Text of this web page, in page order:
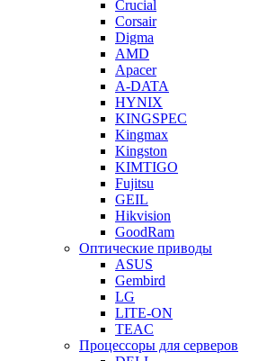
Crucial
Corsair
Digma
AMD
Apacer
A-DATA
HYNIX
KINGSPEC
Kingmax
Kingston
KIMTIGO
Fujitsu
GEIL
Hikvision
GoodRam
Оптические приводы
ASUS
Gembird
LG
LITE-ON
TEAC
Процессоры для серверов